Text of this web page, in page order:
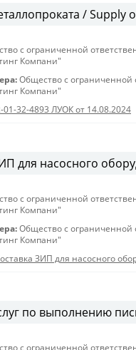
/ Supply
с ограниченной
Компани"
Общество с
Компани"
01-32-4893 ЛУОК от 14.08.2024
для насосного
с ограниченной
Компани"
Общество с
Компани"
ЗИП для насосного
по выполнению
с ограниченной